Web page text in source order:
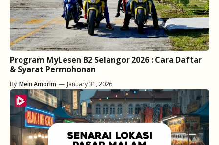
Program MyLesen B2 Selangor 2026 : Cara Daftar
& Syarat Permohonan
By Mein Amorim — January 31, 2026